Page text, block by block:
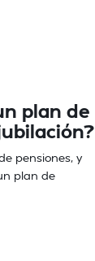
plan de
pensiones, y
plan de